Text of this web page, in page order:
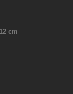
cm